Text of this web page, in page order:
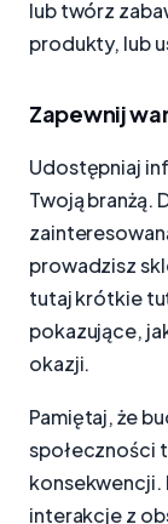
lub twórz
produkty, lub
Zapewnij
Udostępniaj
Twoją branżą.
prowadzisz
tutaj krótkie
pokazujące,
okazji.
Pamiętaj, że
społeczności
konsekwencji.
interakcje z